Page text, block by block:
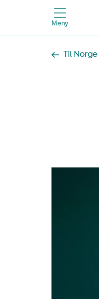
Meny
Til Norge